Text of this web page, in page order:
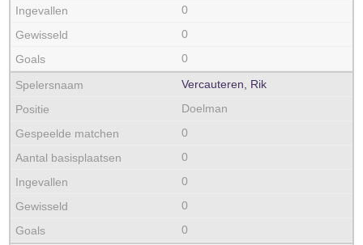
0
0
0
Vercauteren, Rik
Doelman
0
0
0
0
0